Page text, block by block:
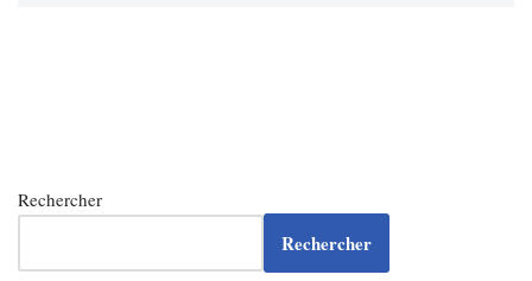
Rechercher
Rechercher